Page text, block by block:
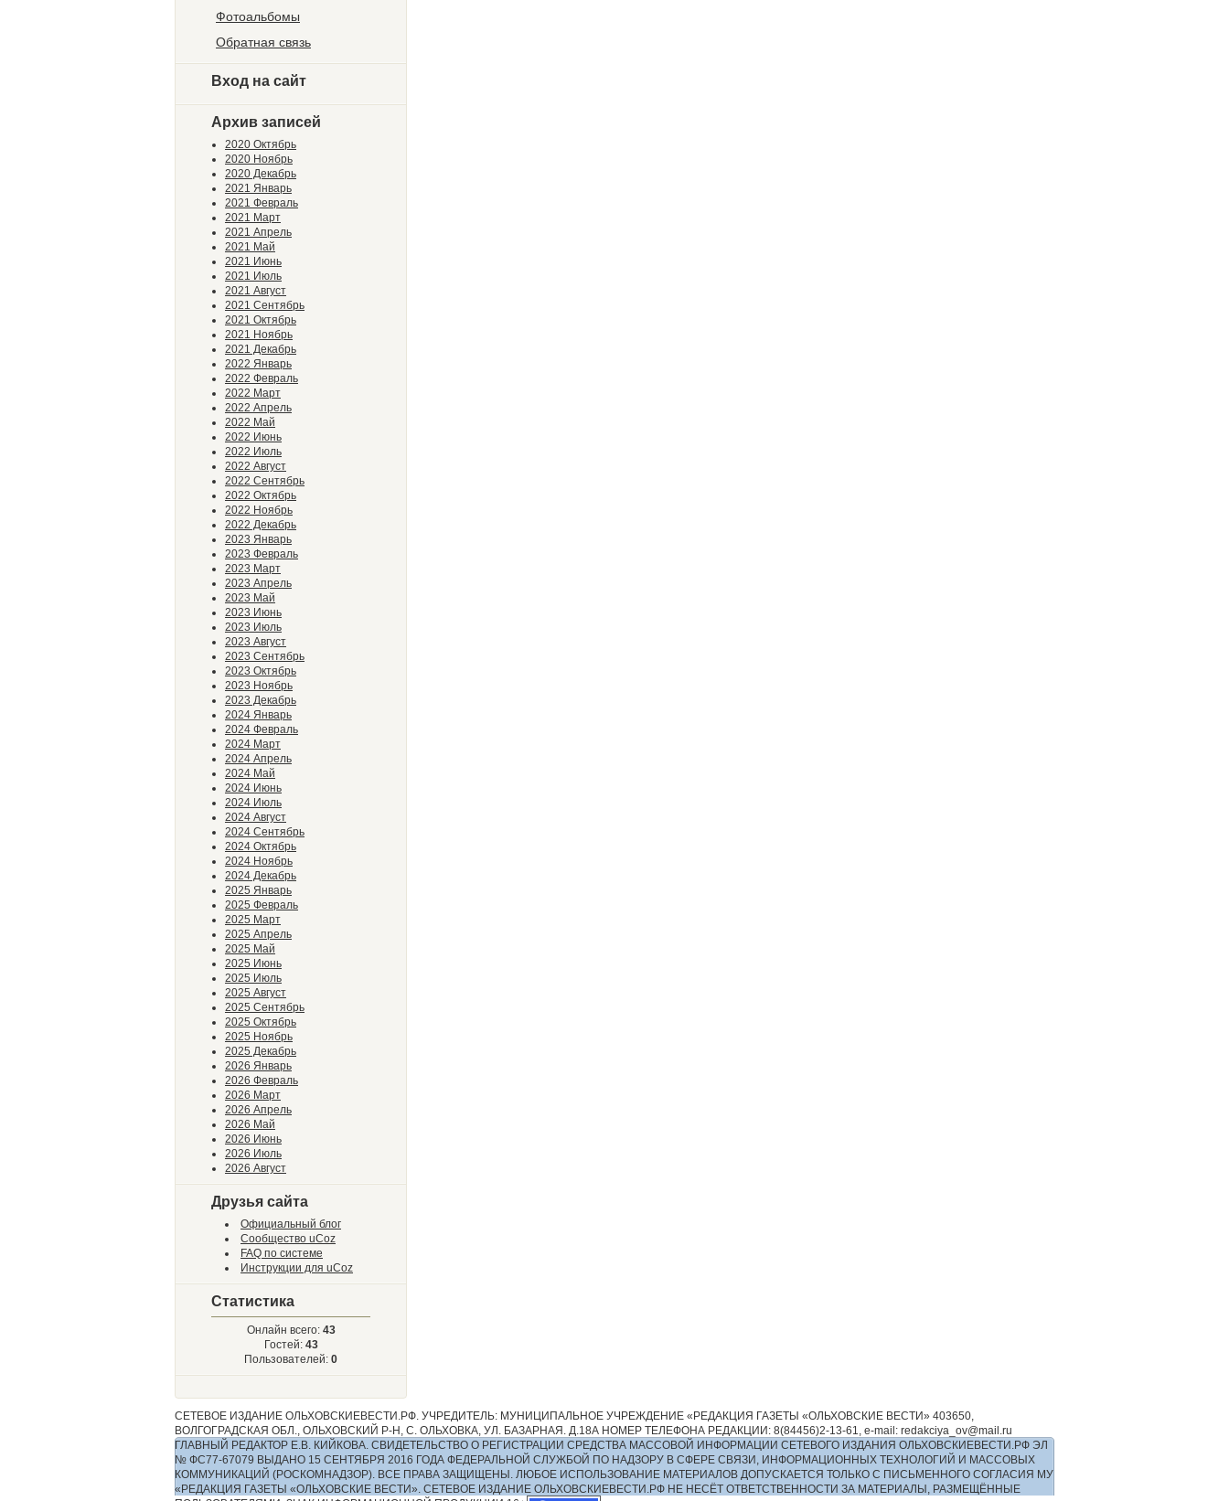
Фотоальбомы
Обратная связь
Вход на сайт
Архив записей
2020 Октябрь
2020 Ноябрь
2020 Декабрь
2021 Январь
2021 Февраль
2021 Март
2021 Апрель
2021 Май
2021 Июнь
2021 Июль
2021 Август
2021 Сентябрь
2021 Октябрь
2021 Ноябрь
2021 Декабрь
2022 Январь
2022 Февраль
2022 Март
2022 Апрель
2022 Май
2022 Июнь
2022 Июль
2022 Август
2022 Сентябрь
2022 Октябрь
2022 Ноябрь
2022 Декабрь
2023 Январь
2023 Февраль
2023 Март
2023 Апрель
2023 Май
2023 Июнь
2023 Июль
2023 Август
2023 Сентябрь
2023 Октябрь
2023 Ноябрь
2023 Декабрь
2024 Январь
2024 Февраль
2024 Март
2024 Апрель
2024 Май
2024 Июнь
2024 Июль
2024 Август
2024 Сентябрь
2024 Октябрь
2024 Ноябрь
2024 Декабрь
2025 Январь
2025 Февраль
2025 Март
2025 Апрель
2025 Май
2025 Июнь
2025 Июль
2025 Август
2025 Сентябрь
2025 Октябрь
2025 Ноябрь
2025 Декабрь
2026 Январь
2026 Февраль
2026 Март
2026 Апрель
2026 Май
2026 Июнь
2026 Июль
2026 Август
Друзья сайта
Официальный блог
Сообщество uCoz
FAQ по системе
Инструкции для uCoz
Статистика
Онлайн всего: 43
Гостей: 43
Пользователей: 0
СЕТЕВОЕ ИЗДАНИЕ ОЛЬХОВСКИЕВЕСТИ.РФ. УЧРЕДИТЕЛЬ: МУНИЦИПАЛЬНОЕ УЧРЕЖДЕНИЕ «РЕДАКЦИЯ ГАЗЕТЫ «ОЛЬХОВСКИЕ ВЕСТИ» 403650,
ВОЛГОГРАДСКАЯ ОБЛ., ОЛЬХОВСКИЙ Р-Н, С. ОЛЬХОВКА, УЛ. БАЗАРНАЯ. Д.18А НОМЕР ТЕЛЕФОНА РЕДАКЦИИ: 8(84456)2-13-61, e-mail: redakciya_ov@mail.ru
ГЛАВНЫЙ РЕДАКТОР Е.В. КИЙКОВА. СВИДЕТЕЛЬСТВО О РЕГИСТРАЦИИ СРЕДСТВА МАССОВОЙ ИНФОРМАЦИИ СЕТЕВОГО ИЗДАНИЯ ОЛЬХОВСКИЕВЕСТИ.РФ ЭЛ
№ ФС77-67079 ВЫДАНО 15 СЕНТЯБРЯ 2016 ГОДА ФЕДЕРАЛЬНОЙ СЛУЖБОЙ ПО НАДЗОРУ В СФЕРЕ СВЯЗИ, ИНФОРМАЦИОННЫХ ТЕХНОЛОГИЙ И МАССОВЫХ
КОММУНИКАЦИЙ (РОСКОМНАДЗОР). ВСЕ ПРАВА ЗАЩИЩЕНЫ. ЛЮБОЕ ИСПОЛЬЗОВАНИЕ МАТЕРИАЛОВ ДОПУСКАЕТСЯ ТОЛЬКО С ПИСЬМЕННОГО СОГЛАСИЯ МУ
«РЕДАКЦИЯ ГАЗЕТЫ «ОЛЬХОВСКИЕ ВЕСТИ». СЕТЕВОЕ ИЗДАНИЕ ОЛЬХОВСКИЕВЕСТИ.РФ НЕ НЕСЁТ ОТВЕТСТВЕННОСТИ ЗА МАТЕРИАЛЫ, РАЗМЕЩЁННЫЕ